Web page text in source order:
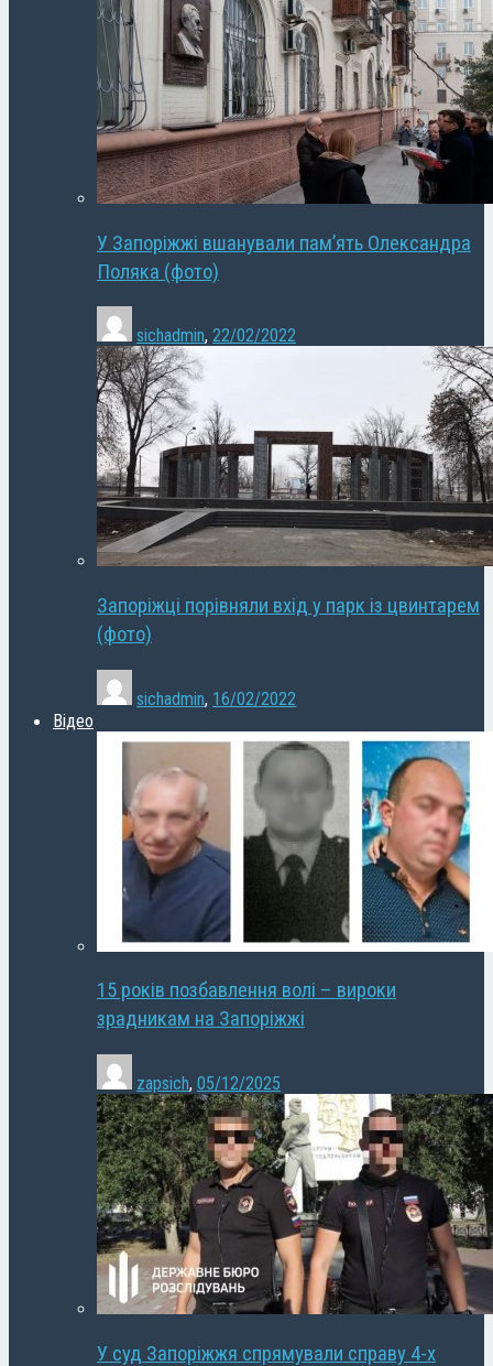
У Запоріжжі вшанували пам’ять Олександра
Поляка (фото)
sichadmin, 22/02/2022
Запоріжці порівняли вхід у парк із цвинтарем
(фото)
sichadmin, 16/02/2022
Відео
15 років позбавлення волі – вироки
зрадникам на Запоріжжі
zapsich, 05/12/2025
У суд Запоріжжя спрямували справу 4-х